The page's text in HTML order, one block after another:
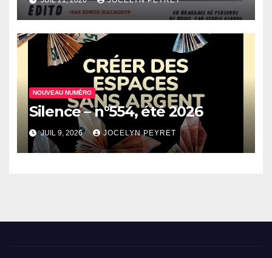
NOUVEAU NUMÉRO
Silence – n°554, été 2026
JUIL 9, 2026 JOCELYN PEYRET